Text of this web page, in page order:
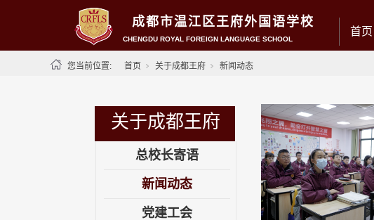
成都市温江区王府外国语学校
CHENGDU ROYAL FOREIGN LANGUAGE SCHOOL
首
您当前位置: 首页 关于成都王府 新闻动态
关于成都王府
总校长寄语
新闻动态
党建工会